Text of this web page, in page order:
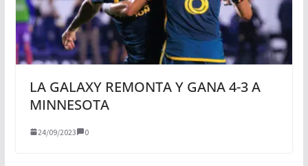
LA GALAXY REMONTA Y GANA 4-3 A
MINNESOTA
24/09/2023 0